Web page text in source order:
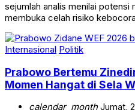
sejumlah analis menilai potensi
membuka celah risiko
Internasional Politik
Prabowo Bertemu
Momen Hangat di Sela
calendar_monthJumat,